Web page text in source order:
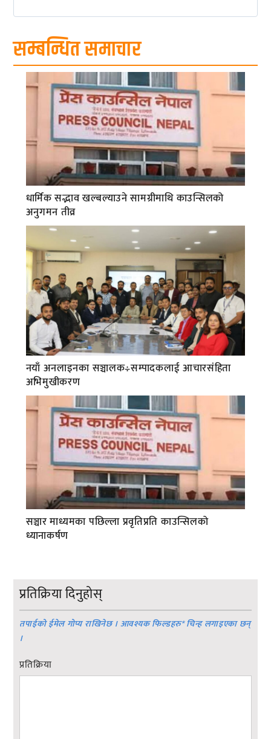
सम्बन्धित समाचार
धार्मिक सद्भाव खल्बल्याउने सामग्रीमाथि काउन्सिलको
अनुगमन तीव्र
नयाँ अनलाइनका सञ्चालक÷सम्पादकलाई आचारसंहिता
अभिमुखीकरण
सञ्चार माध्यमका पछिल्ला प्रवृतिप्रति काउन्सिलको
ध्यानाकर्षण
प्रतिक्रिया दिनुहोस्
तपाईको ईमेल गोप्य राखिनेछ । आवश्यक फिल्डहरु*चिन्ह लगाइएका छन्
।
प्रतिक्रिया